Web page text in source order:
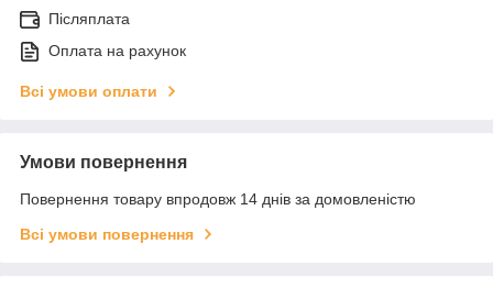
Післяплата
Оплата на рахунок
Всі умови оплати
Умови повернення
Повернення товару впродовж 14 днів за домовленістю
Всі умови повернення